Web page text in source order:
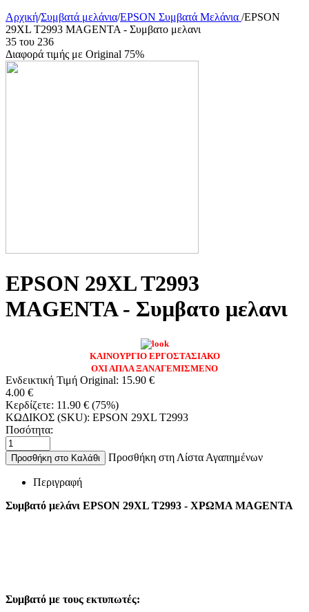
Αρχική/Συμβατά μελάνια/EPSON Συμβατά Μελάνια /EPSON
29XL T2993 MAGENTA - Συμβατο μελανι
35 του 236
Διαφορά τιμής με Original 75%
EPSON 29XL T2993
MAGENTA - Συμβατο μελανι
ΚΑΙΝΟΥΡΓΙΟ ΕΡΓΟΣΤΑΣΙΑΚΟ
ΟΧΙ ΑΠΛΑ ΞΑΝΑΓΕΜΙΣΜΕΝΟ
Ενδεικτική Τιμή Original: 15.90 €
4.00 €
Κερδίζετε: 11.90 € (75%)
ΚΩΔΙΚΟΣ (SKU): EPSON 29XL T2993
Ποσότητα:
Προσθήκη στο Καλάθι Προσθήκη στη Λίστα Αγαπημένων
Περιγραφή
Συμβατό μελάνι EPSON 29XL T2993 - ΧΡΩΜΑ MAGENTA
Συμβατό με τους εκτυπωτές: